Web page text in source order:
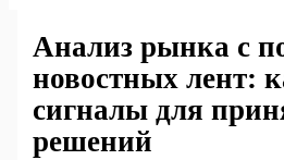
Анализ рынка с
новостных лент:
сигналы для
решений